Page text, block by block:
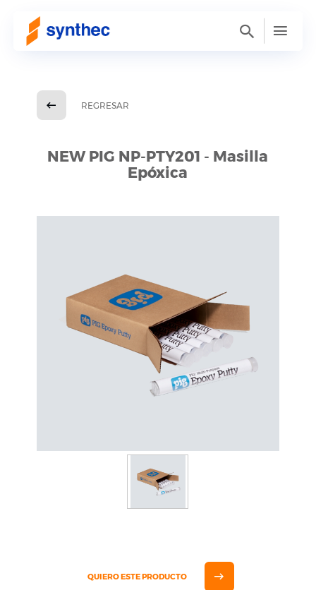
REGRESAR
NEW PIG NP-PTY201 - Masilla
Epóxica
QUIERO ESTE PRODUCTO